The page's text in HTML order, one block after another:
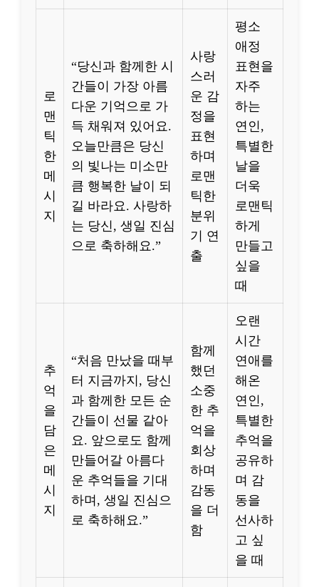
로
맨
틱
한
메
시
지
“당신과 함께한 시
간들이 가장 아름
다운 기억으로 가
득 채워져 있어요.
오늘만큼은 당신
의 빛나는 미소만
큼 행복한 날이 되
길 바라요. 사랑하
는 당신, 생일 진심
으로 축하해요.”
사랑
스러
운 감
정을
표현
하며
로맨
틱한
분위
기 연
출
평소
애정
표현을
자주
하는
연인,
특별한
날을
더욱
로맨틱
하게
만들고
싶을
때
추
억
을
담
은
메
시
지
“처음 만났을 때부
터 지금까지, 당신
과 함께한 모든 순
간들이 선물 같아
요. 앞으로도 함께
만들어갈 아름다
운 추억들을 기대
하며, 생일 진심으
로 축하해요.”
함께
했던
소중
한 추
억을
회상
하며
감동
을 더
함
오랜
시간
연애를
해온
연인,
특별한
추억을
공유하
며 감
동을
선사하
고 싶
을 때